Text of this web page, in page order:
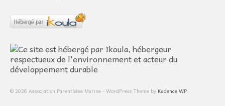
© 2026 Association Parenthèse Marine - WordPress Theme by Kadence WP